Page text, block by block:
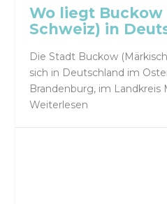
Wo liegt Buckow
Schweiz) in
Die Stadt Buckow
sich in Deutschland im
Brandenburg, im Landkreis
Weiterlesen